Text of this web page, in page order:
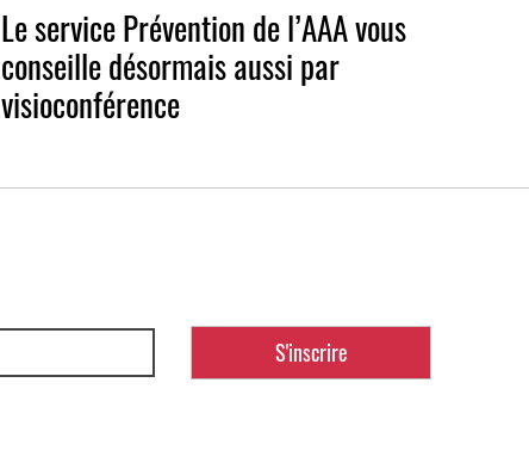
Le service Prévention de l’AAA vous
conseille désormais aussi par
visioconférence